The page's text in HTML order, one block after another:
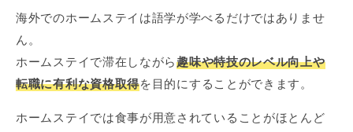
海外でのホームステイは語学が学べるだけではありませ
ん。
ホームステイで滞在しながら趣味や特技のレベル向上や
転職に有利な資格取得を目的にすることができます。
ホームステイでは食事が用意されていることがほとんど